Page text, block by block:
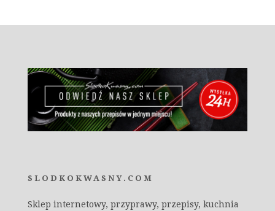
SLODKOKWASNY.COM
Sklep internetowy, przyprawy, przepisy, kuchnia